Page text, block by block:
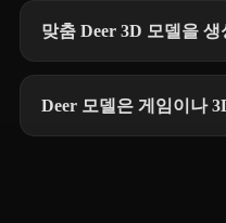
맞춤 Deer 3D 모델을
Deer 모델은 게임이나